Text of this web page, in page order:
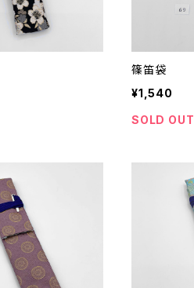
篠笛袋
¥1,540
SOLD OUT